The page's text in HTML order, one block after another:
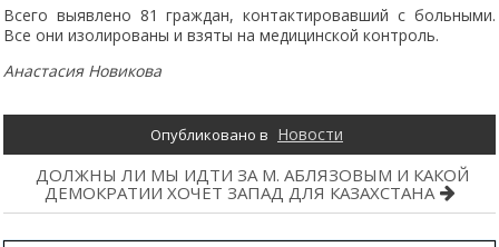
Всего выявлено 81 граждан, контактировавший с больными.
Все они изолированы и взяты на медицинской контроль.
Анастасия Новикова
Опубликовано в Новости
Навигация
записям
ДОЛЖНЫ ЛИ МЫ ИДТИ ЗА М. АБЛЯЗОВЫМ И КАКОЙ
ДЕМОКРАТИИ ХОЧЕТ ЗАПАД ДЛЯ КАЗАХСТАНА